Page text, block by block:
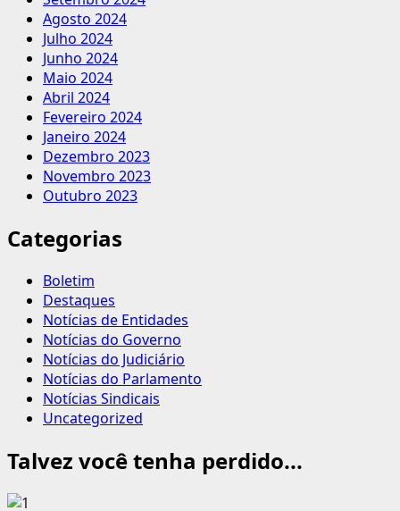
Agosto 2024
Julho 2024
Junho 2024
Maio 2024
Abril 2024
Fevereiro 2024
Janeiro 2024
Dezembro 2023
Novembro 2023
Outubro 2023
Categorias
Boletim
Destaques
Notícias de Entidades
Notícias do Governo
Notícias do Judiciário
Notícias do Parlamento
Notícias Sindicais
Uncategorized
Talvez você tenha perdido...